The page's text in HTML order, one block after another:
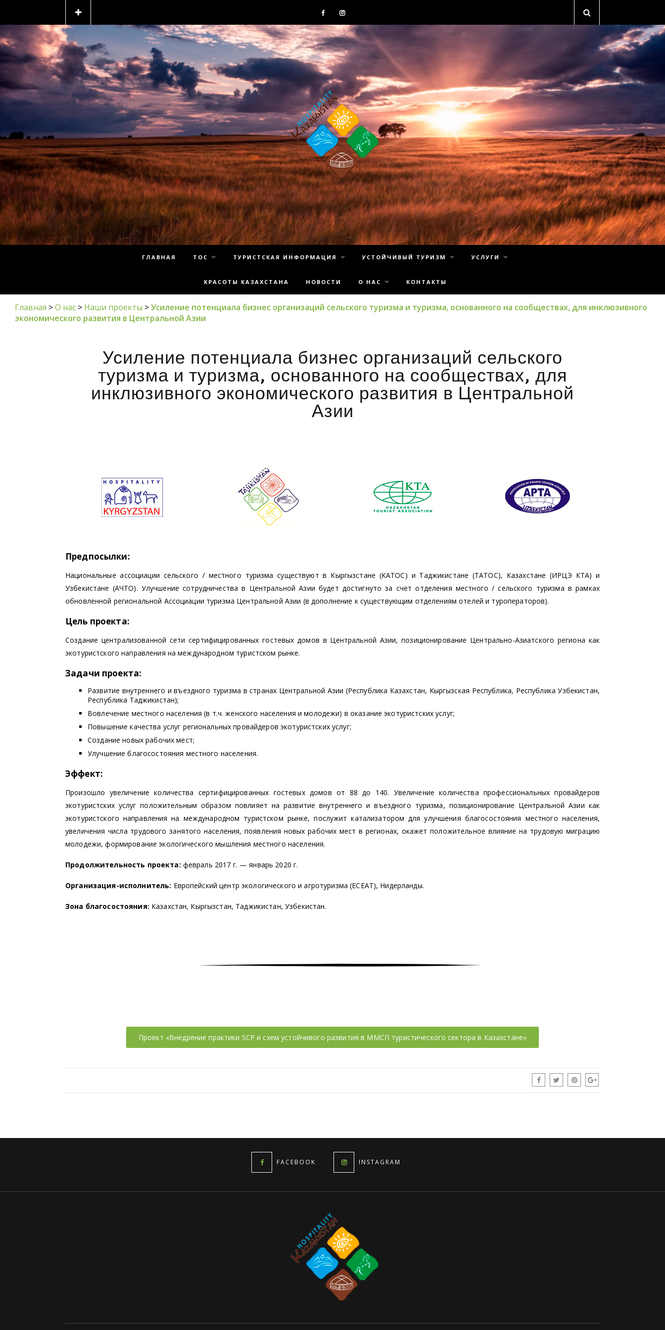
ГЛАВНАЯ ТОС ТУРИСТСКАЯ ИНФОРМАЦИЯ УСТОЙЧИВЫЙ ТУРИЗМ УСЛУГИ
КРАСОТЫ КАЗАХСТАНА НОВОСТИ О НАС КОНТАКТЫ
Главная >О нас > Наши проекты >Усиление потенциала бизнес организаций сельского туризма и туризма, основанного на сообществах, для инклюзивного
экономического развития в Центральной Азии
Усиление потенциала бизнес организаций сельского
туризма и туризма, основанного на сообществах, для
инклюзивного экономического развития в Центральной
Азии
Предпосылки:
Национальные ассоциации сельского / местного туризма существуют в Кыргызстане (КАТОС) и Таджикистане (ТАТОС), Казахстане (ИРЦЭ КТА) и
Узбекистане (АЧТО). Улучшение сотрудничества в Центральной Азии будет достигнуто за счет отделения местного / сельского туризма в рамках
обновленной региональной Ассоциации туризма Центральной Азии (в дополнение к существующим отделениям отелей и туроператоров).
Цель проекта:
Создание централизованной сети сертифицированных гостевых домов в Центральной Азии, позиционирование Центрально-Азиатского региона как
экотуристского направления на международном туристском рынке.
Задачи проекта:
Развитие внутреннего и въездного туризма в странах Центральной Азии (Республика Казахстан, Кыргызская Республика, Республика Узбекистан,
Республика Таджикистан);
Вовлечение местного населения (в т.ч. женского населения и молодежи) в оказание экотуристских услуг;
Повышение качества услуг региональных провайдеров экотуристских услуг;
Создание новых рабочих мест;
Улучшение благосостояния местного населения.
Эффект:
Произошло увеличение количества сертифицированных гостевых домов от 88 до 140. Увеличение количества профессиональных провайдеров
экотуристских услуг положительным образом повлияет на развитие внутреннего и въездного туризма, позиционирование Центральной Азии как
экотуристского направления на международном туристском рынке, послужит катализатором для улучшения благосостояния местного населения,
увеличения числа трудового занятого населения, появления новых рабочих мест в регионах, окажет положительное влияние на трудовую миграцию
молодежи, формирование экологического мышления местного населения.
Продолжительность проекта: февраль 2017 г. — январь 2020 г.
Организация-исполнитель: Европейский центр экологического и агротуризма (ECEAT), Нидерланды.
Зона благосостояния: Казахстан, Кыргызстан, Таджикистан, Узбекистан.
Проект «Внедрение практики SCP и схем устойчивого развития в ММСП туристического сектора в Казахстане»
FACEBOOK INSTAGRAM